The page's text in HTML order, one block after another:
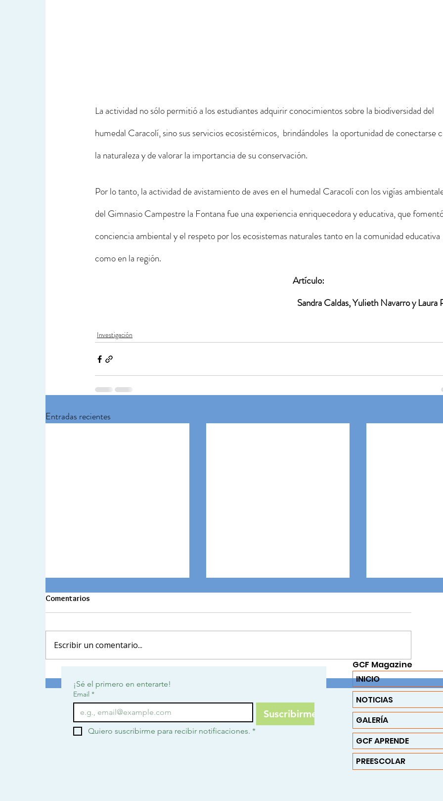
La actividad no sólo permitió a los estudiantes adquirir conocimientos sobre la biodiversidad del
humedal Caracolí, sino sus servicios ecosistémicos,  brindándoles  la oportunidad de conectarse
la naturaleza y de valorar la importancia de su conservación.
Por lo tanto, la actividad de avistamiento de aves en el humedal Caracolí con los vigías
del Gimnasio Campestre la Fontana fue una experiencia enriquecedora y educativa, que
conciencia ambiental y el respeto por los ecosistemas naturales tanto en la comunidad educativa
como en la región.
Artículo:
Sandra Caldas, Yulieth Navarro y Laura
Investigación
Entradas recientes
EXPLORANDO, CONSTRUYO
MIS SUEÑOS
SEEDS GCF: reconocidos ante
FERIA
Comentarios
Escribir un comentario...
¡Sé el primero en enterarte!
Email *
Suscribirme
Quiero suscribirme para recibir notificaciones. *
GCF Magazine
INICIO
NOTICIAS
GALERÍA
GCF APRENDE
PREESCOLAR